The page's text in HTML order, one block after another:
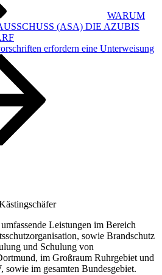
WARUM
(ASA) DIE AZUBIS
erfordern eine Unterweisung
Leistungen im Bereich
sowie Brandschutz
und Schulung von
im Großraum Ruhrgebiet und
im gesamten Bundesgebiet.